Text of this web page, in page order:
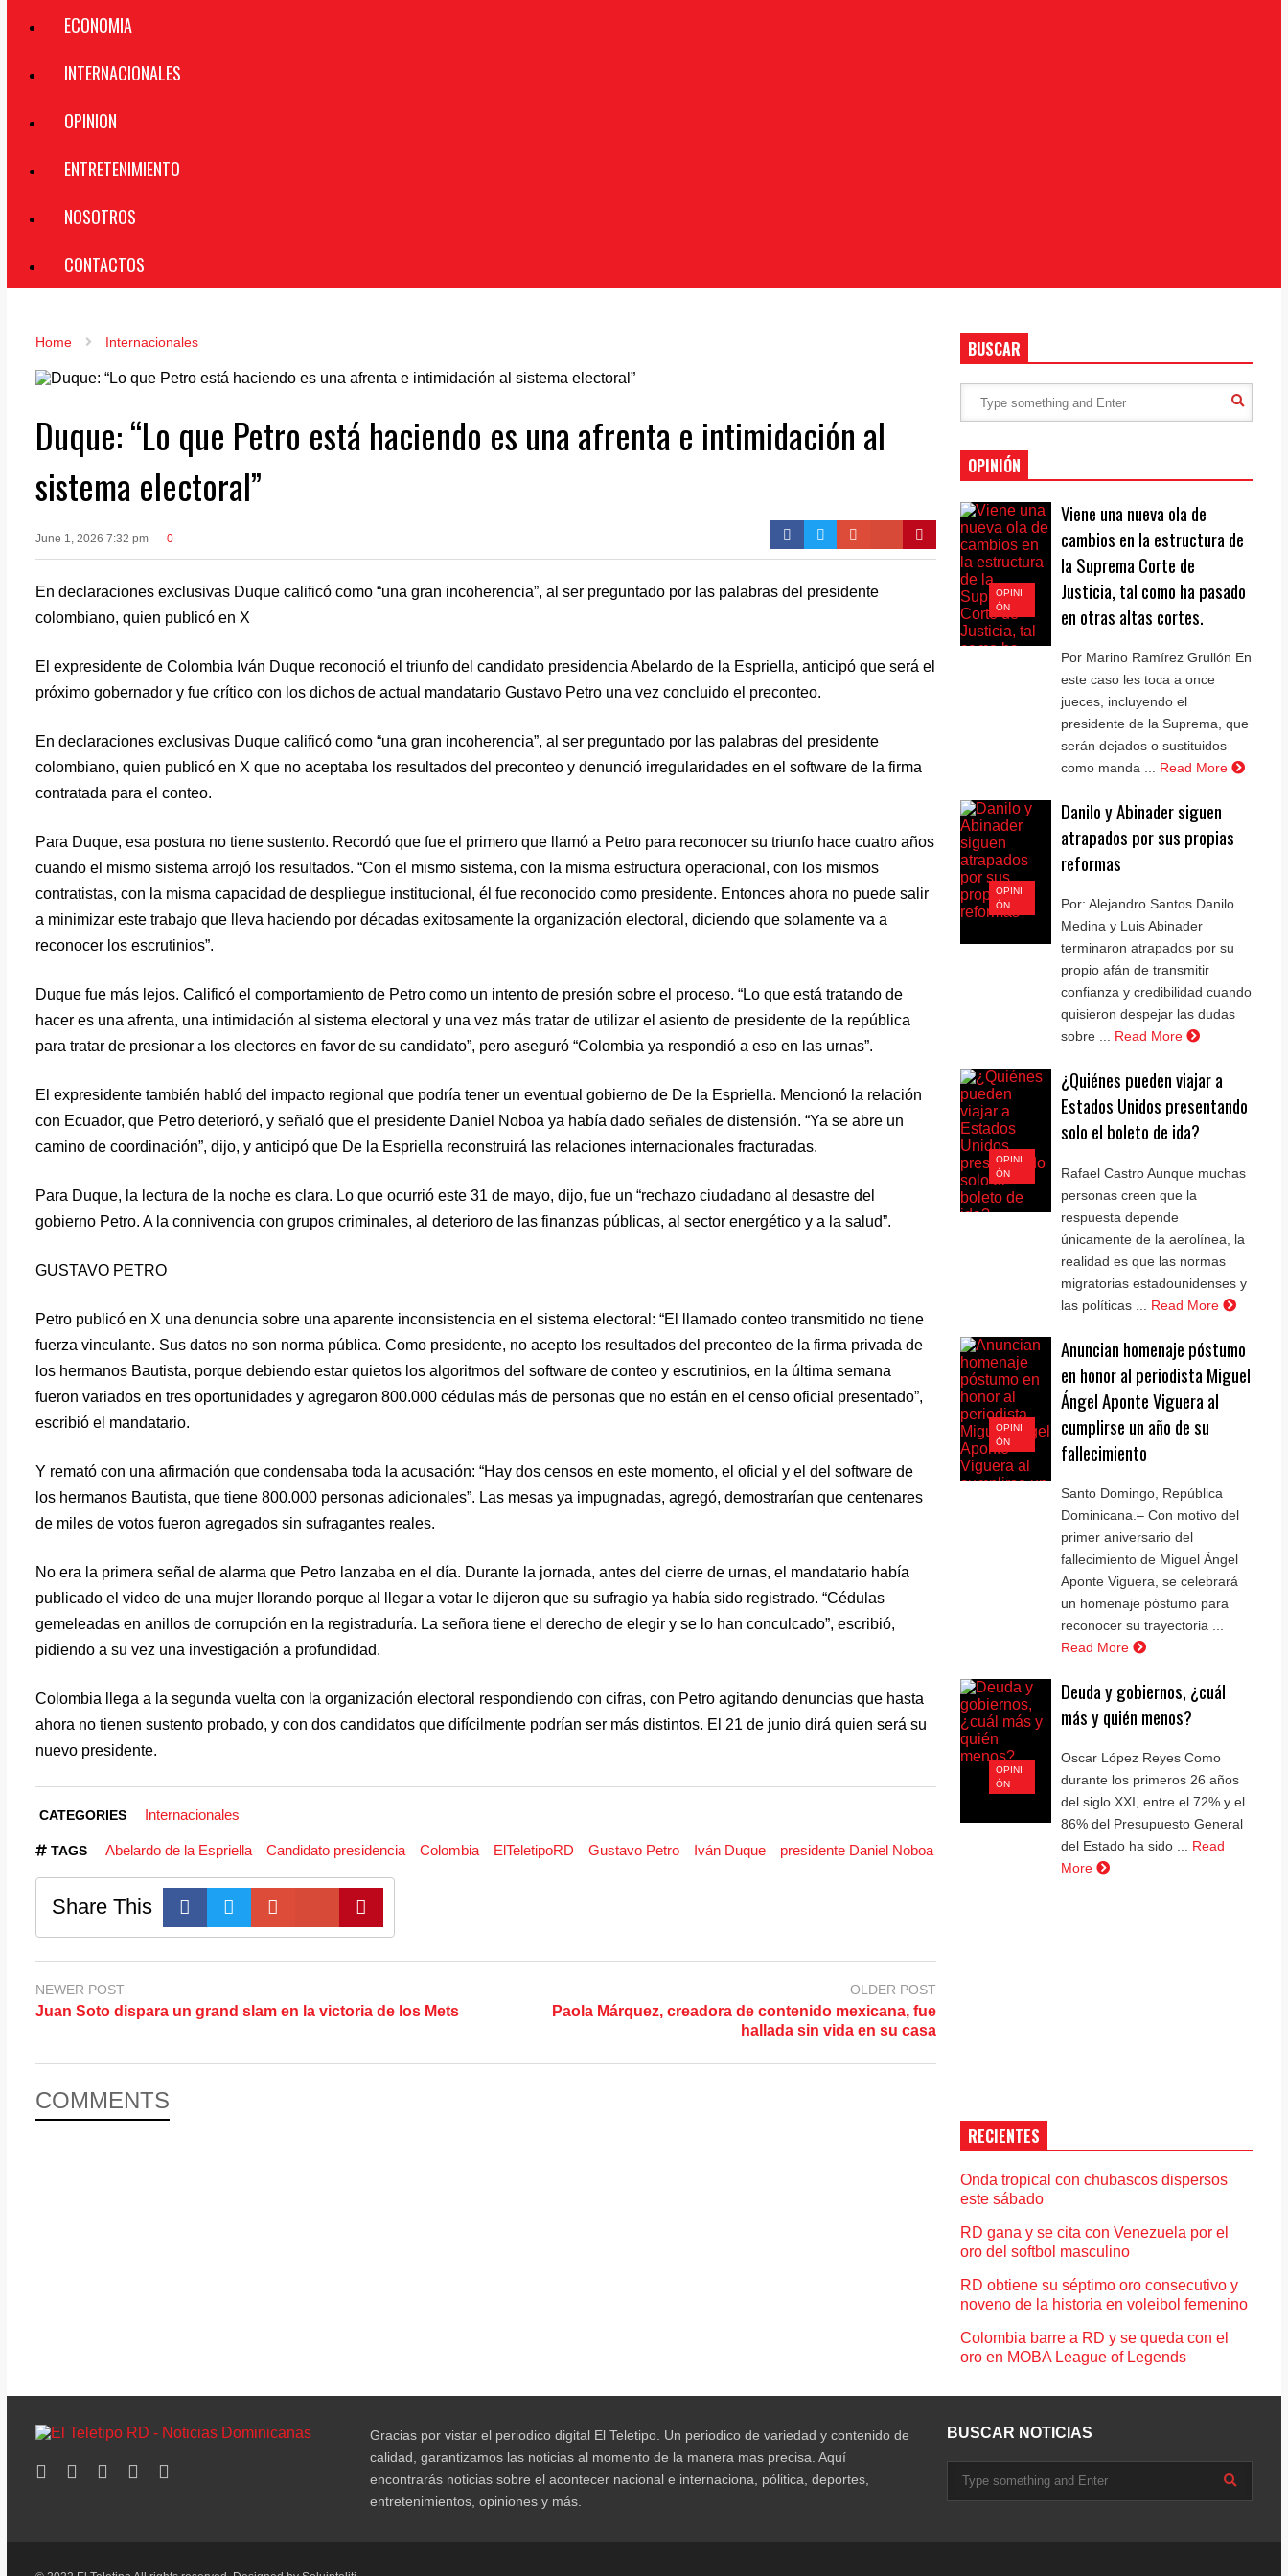
ECONOMIA
INTERNACIONALES
OPINION
ENTRETENIMIENTO
NOSOTROS
CONTACTOS
Home Internacionales
Duque: “Lo que Petro está haciendo es una afrenta e intimidación al
sistema electoral”
June 1, 2026 7:32 pm 0
En declaraciones exclusivas Duque calificó como “una gran incoherencia”, al ser preguntado por las palabras del presidente
colombiano, quien publicó en X
El expresidente de Colombia Iván Duque reconoció el triunfo del candidato presidencia Abelardo de la Espriella, anticipó que será el
próximo gobernador y fue crítico con los dichos de actual mandatario Gustavo Petro una vez concluido el preconteo.
En declaraciones exclusivas Duque calificó como “una gran incoherencia”, al ser preguntado por las palabras del presidente
colombiano, quien publicó en X que no aceptaba los resultados del preconteo y denunció irregularidades en el software de la firma
contratada para el conteo.
Para Duque, esa postura no tiene sustento. Recordó que fue el primero que llamó a Petro para reconocer su triunfo hace cuatro años
cuando el mismo sistema arrojó los resultados. “Con el mismo sistema, con la misma estructura operacional, con los mismos
contratistas, con la misma capacidad de despliegue institucional, él fue reconocido como presidente. Entonces ahora no puede salir
a minimizar este trabajo que lleva haciendo por décadas exitosamente la organización electoral, diciendo que solamente va a
reconocer los escrutinios”.
Duque fue más lejos. Calificó el comportamiento de Petro como un intento de presión sobre el proceso. “Lo que está tratando de
hacer es una afrenta, una intimidación al sistema electoral y una vez más tratar de utilizar el asiento de presidente de la república
para tratar de presionar a los electores en favor de su candidato”, pero aseguró “Colombia ya respondió a eso en las urnas”.
El expresidente también habló del impacto regional que podría tener un eventual gobierno de De la Espriella. Mencionó la relación
con Ecuador, que Petro deterioró, y señaló que el presidente Daniel Noboa ya había dado señales de distensión. “Ya se abre un
camino de coordinación”, dijo, y anticipó que De la Espriella reconstruirá las relaciones internacionales fracturadas.
Para Duque, la lectura de la noche es clara. Lo que ocurrió este 31 de mayo, dijo, fue un “rechazo ciudadano al desastre del
gobierno Petro. A la connivencia con grupos criminales, al deterioro de las finanzas públicas, al sector energético y a la salud”.
GUSTAVO PETRO
Petro publicó en X una denuncia sobre una aparente inconsistencia en el sistema electoral: “El llamado conteo transmitido no tiene
fuerza vinculante. Sus datos no son norma pública. Como presidente, no acepto los resultados del preconteo de la firma privada de
los hermanos Bautista, porque debiendo estar quietos los algoritmos del software de conteo y escrutinios, en la última semana
fueron variados en tres oportunidades y agregaron 800.000 cédulas más de personas que no están en el censo oficial presentado”,
escribió el mandatario.
Y remató con una afirmación que condensaba toda la acusación: “Hay dos censos en este momento, el oficial y el del software de
los hermanos Bautista, que tiene 800.000 personas adicionales”. Las mesas ya impugnadas, agregó, demostrarían que centenares
de miles de votos fueron agregados sin sufragantes reales.
No era la primera señal de alarma que Petro lanzaba en el día. Durante la jornada, antes del cierre de urnas, el mandatario había
publicado el video de una mujer llorando porque al llegar a votar le dijeron que su sufragio ya había sido registrado. “Cédulas
gemeleadas en anillos de corrupción en la registraduría. La señora tiene el derecho de elegir y se lo han conculcado”, escribió,
pidiendo a su vez una investigación a profundidad.
Colombia llega a la segunda vuelta con la organización electoral respondiendo con cifras, con Petro agitando denuncias que hasta
ahora no tienen sustento probado, y con dos candidatos que difícilmente podrían ser más distintos. El 21 de junio dirá quien será su
nuevo presidente.
CATEGORIES Internacionales
TAGS Abelardo de la Espriella Candidato presidencia Colombia ElTeletipoRD Gustavo Petro Iván Duque presidente Daniel Noboa
Share This
NEWER POST
Juan Soto dispara un grand slam en la victoria de los Mets
OLDER POST
Paola Márquez, creadora de contenido mexicana, fue
hallada sin vida en su casa
COMMENTS
BUSCAR
OPINIÓN
OPINI
ÓN
Viene una nueva ola de
cambios en la estructura de
la Suprema Corte de
Justicia, tal como ha pasado
en otras altas cortes.
Por Marino Ramírez Grullón En
este caso les toca a once
jueces, incluyendo el
presidente de la Suprema, que
serán dejados o sustituidos
como manda ...
Read More
OPINI
ÓN
Danilo y Abinader siguen
atrapados por sus propias
reformas
Por: Alejandro Santos Danilo
Medina y Luis Abinader
terminaron atrapados por su
propio afán de transmitir
confianza y credibilidad cuando
quisieron despejar las dudas
sobre ... Read More
OPINI
ÓN
¿Quiénes pueden viajar a
Estados Unidos presentando
solo el boleto de ida?
Rafael Castro Aunque muchas
personas creen que la
respuesta depende
únicamente de la aerolínea, la
realidad es que las normas
migratorias estadounidenses y
las políticas ...
Read More
OPINI
ÓN
Anuncian homenaje póstumo
en honor al periodista Miguel
Ángel Aponte Viguera al
cumplirse un año de su
fallecimiento
Santo Domingo, República
Dominicana.– Con motivo del
primer aniversario del
fallecimiento de Miguel Ángel
Aponte Viguera, se celebrará
un homenaje póstumo para
reconocer su trayectoria ...
Read More
OPINI
ÓN
Deuda y gobiernos, ¿cuál
más y quién menos?
Oscar López Reyes Como
durante los primeros 26 años
del siglo XXI, entre el 72% y el
86% del Presupuesto General
del Estado ha sido ...
Read
More
RECIENTES
Onda tropical con chubascos dispersos
este sábado
RD gana y se cita con Venezuela por el
oro del softbol masculino
RD obtiene su séptimo oro consecutivo y
noveno de la historia en voleibol femenino
Colombia barre a RD y se queda con el
oro en MOBA League of Legends
Gracias por vistar el periodico digital El Teletipo. Un periodico de variedad y contenido de
calidad, garantizamos las noticias al momento de la manera mas precisa. Aquí
encontrarás noticias sobre el acontecer nacional e internaciona, pólitica, deportes,
entretenimientos, opiniones y más.
BUSCAR NOTICIAS